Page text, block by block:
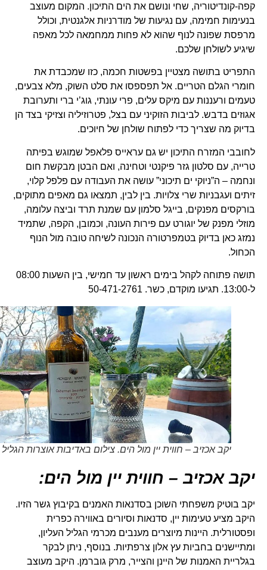
קפה-קונדיטוריה, שחי ונושם את הים התיכון. המקום מעוצב
בנעימות חמימה, עם נגיעות של מודרניות אלגנטית, וכולל
מרפסת שפונה לנוף שהוא לא פחות ממחמאה לכל מאפה
שיגיע לשולחן שלכם.
התפריט בתושה מצטיין בפשטות חכמה, כזו שמכבדת את
חומרי הגלם הטריים. אל תפספסו את סלט השוק, מלא צבעים,
טעמים ורעננות עם מיקס עלים, פרי עונתי, גוג’י ברי ותערובת
אגוזים בדבש. לביבות הזוקיני עם בצל, פטרוזיליה וצזיקי בצד הן
בדיוק מה שצריך כדי לפתוח שולחן של חיוכים.
לחובבי המזרח התיכון יש גם עראייס פלאפל שמוגש בפיתה
טרייה, עם סלטון גזר פיקנטי וטחינה, ואם הבטן מבקשת חום
ונחמה – ה”ניוקי ים תיכוני” עושה את העבודה עם פלפל קלוי,
זיתים ועגבניות שרי צלויות. בין לבין, תמצאו גם מאפים מתוקים,
בורקסים מפנקים, בייגל סלמון עם שמנת תרד וביצה עלומה,
מוזלי מפנק של יוגורט עם פירות העונה, וכמובן, הקפה, שתמיד
נמזג כאן בדיוק בטמפרטורה הנכונה לשיחה טובה מול הנוף
הכחול.
תושה פתוחה לקהל בימים ראשון עד חמישי, בין השעות 08:00
יקב אכזיב – חווית יין מול הים. צילום באדיבות אוצרות הגליל
יקב אכזיב – חווית יין מול הים:
יקב בוטיק משפחתי השוכן בסדנאות האמנים בקיבוץ גשר הזיו.
היקב מציע טעימות יין, סדנאות וסיורים באווירה כפרית
ופסטורלית. היינות מיוצרים מענבים מכרמי הגליל העליון,
ומתיישנים בחביות עץ אלון צרפתיות. בנוסף, ניתן לבקר
בגלריית האמנות של היינן והצייר, מרק גוברמן. היקב מעוצב